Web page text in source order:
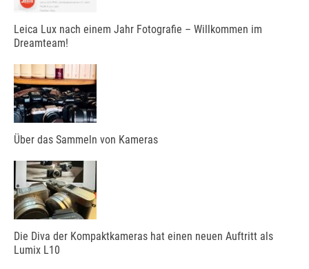
Leica Lux nach einem Jahr Fotografie – Willkommen im
Dreamteam!
Über das Sammeln von Kameras
Die Diva der Kompaktkameras hat einen neuen Auftritt als
Lumix L10